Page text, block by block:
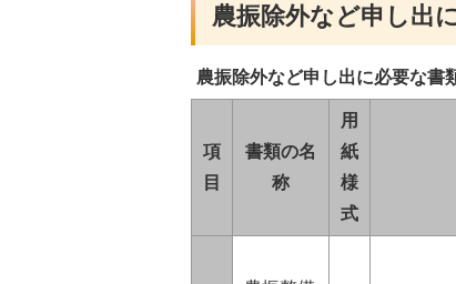
農振除外など申し出
農振除外など申し出に必要な書
項
目
書類の名
称
用
紙
様
式